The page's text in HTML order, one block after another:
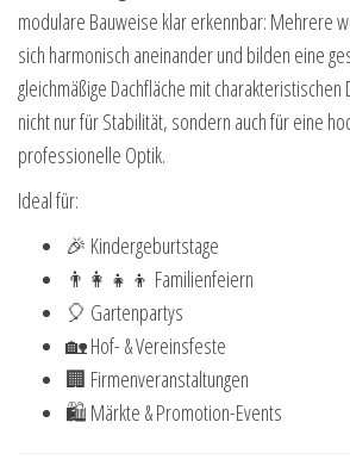
modulare Bauweise klar erkennbar: Mehrere
sich harmonisch aneinander und bilden eine
gleichmäßige Dachfläche mit charakteristischen
nicht nur für Stabilität, sondern auch für eine
professionelle Optik.
Ideal für:
🎉 Kindergeburtstage
👨👩👧👦 Familienfeiern
🎈 Gartenpartys
🏡 Hof- & Vereinsfeste
🏢 Firmenveranstaltungen
🛍 Märkte & Promotion-Events